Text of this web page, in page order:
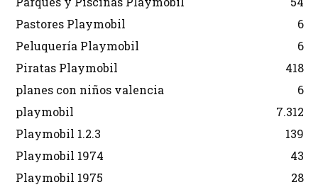
Pastores Playmobil
6
Peluquería Playmobil
6
Piratas Playmobil
418
planes con niños valencia
6
playmobil
7.312
Playmobil 1.2.3
139
Playmobil 1974
43
Playmobil 1975
28